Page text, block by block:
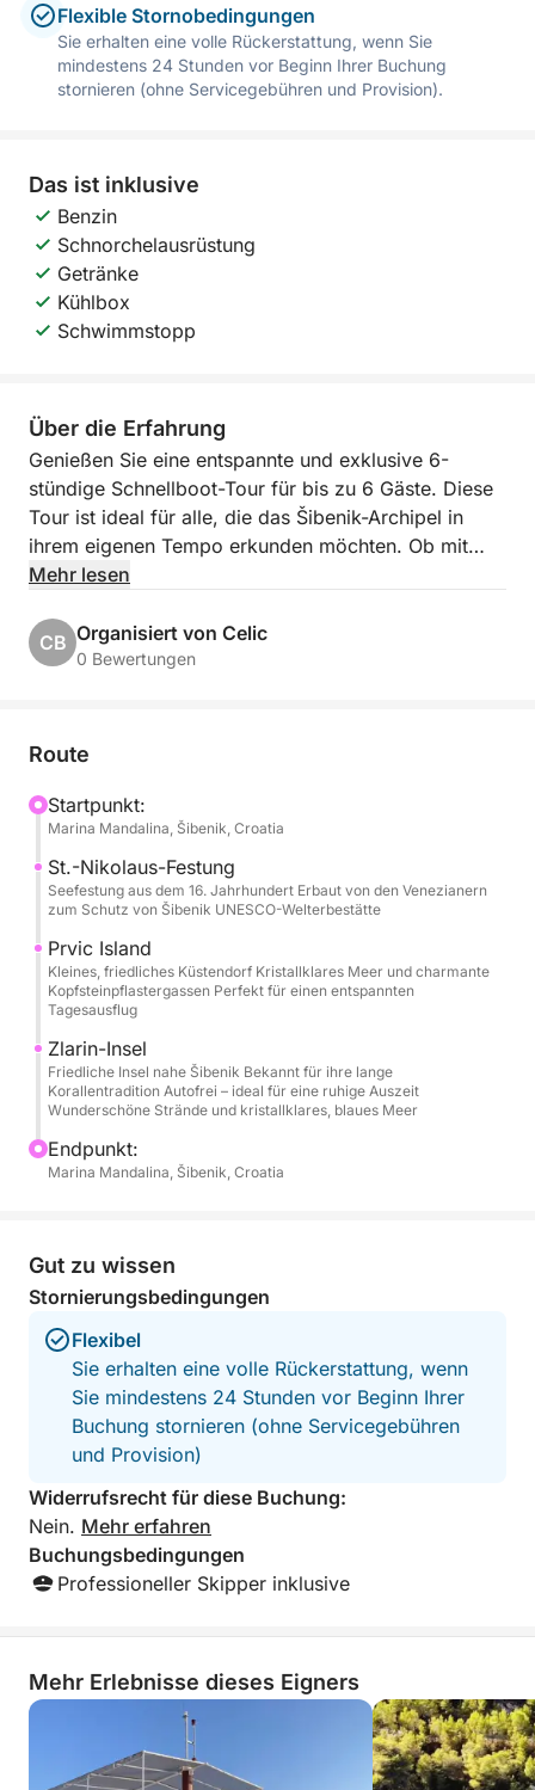
Flexible Stornobedingungen
Sie erhalten eine volle Rückerstattung, wenn Sie
mindestens 24 Stunden vor Beginn Ihrer Buchung
stornieren (ohne Servicegebühren und Provision).
Das ist inklusive
Benzin
Schnorchelausrüstung
Getränke
Kühlbox
Schwimmstopp
Über die Erfahrung
Genießen Sie eine entspannte und exklusive 6-
stündige Schnellboot-Tour für bis zu 6 Gäste. Diese
Tour ist ideal für alle, die das Šibenik-Archipel in
ihrem eigenen Tempo erkunden möchten. Ob mit
Familie, Freunden oder als Paar – dieses Erlebnis
Schwimmen und erholsamen Momenten auf den
Inseln.
Ort Ihrer Wahl. Die Startzeit ist flexibel und richtet
Hafens genießen Sie den Panoramablick auf die
historische Stadt Šibenik und die imposante Festung
St. Nikolaus, ein UNESCO-geschütztes Wahrzeichen,
das die Einfahrt zum Kanal bewacht.
Die Tour führt weiter zu den bezaubernden Inseln
Prvić und Zlarin, die für ihr authentisches
dalmatinisches Flair, ihre ruhigen Uferpromenaden
Unterwegs ankert Ihr Skipper in wunderschönen,
abgelegenen Buchten, sodass Sie ausreichend Zeit
zum Schwimmen, Treibenlassen und Entspannen
inmitten unberührter Natur haben.
Schnorchelausrüstung (Maske und Schnorchel) ist
Diese private Tour bietet Ihnen maximale Flexibilität:
ein Inseldorf entdecken oder einfach an Bord
entspannen und die Sonne der Adria genießen. Ohne
Menschenmassen und ohne festen Zeitplan gestalten
Sie Ihren Tag ganz nach Ihren Wünschen.
Dieses Schnellboot-Erlebnis ist ideal für Gäste, die
Wert auf Privatsphäre, Komfort und authentisches
Inselhüpfen legen und bietet Ihnen eine ganz
persönliche Möglichkeit, die Schönheit der Küste von
Mehr lesen
CB Organisiert von Celic
0 Bewertungen
Route
Startpunkt:
Marina Mandalina, Šibenik, Croatia
St.-Nikolaus-Festung
Seefestung aus dem 16. Jahrhundert Erbaut von den Venezianern
zum Schutz von Šibenik UNESCO-Welterbestätte
Prvic Island
Kleines, friedliches Küstendorf Kristallklares Meer und charmante
Kopfsteinpflastergassen Perfekt für einen entspannten
Tagesausflug
Zlarin-Insel
Friedliche Insel nahe Šibenik Bekannt für ihre lange
Korallentradition Autofrei – ideal für eine ruhige Auszeit
Wunderschöne Strände und kristallklares, blaues Meer
Endpunkt:
Marina Mandalina, Šibenik, Croatia
Gut zu wissen
Stornierungsbedingungen
Flexibel
Sie erhalten eine volle Rückerstattung, wenn
Sie mindestens 24 Stunden vor Beginn Ihrer
Buchung stornieren (ohne Servicegebühren
und Provision)
Widerrufsrecht für diese Buchung:
Nein. Mehr erfahren
Buchungsbedingungen
Professioneller Skipper inklusive
Mehr Erlebnisse dieses Eigners